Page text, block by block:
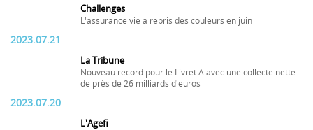
Challenges
L'assurance vie a repris des couleurs en juin
2023.07.21
La Tribune
Nouveau record pour le Livret A avec une collecte nette
de près de 26 milliards d'euros
2023.07.20
L'Agefi